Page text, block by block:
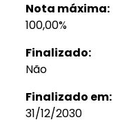
Nota máxima:
100,00%
Finalizado:
Não
Finalizado em:
31/12/2030